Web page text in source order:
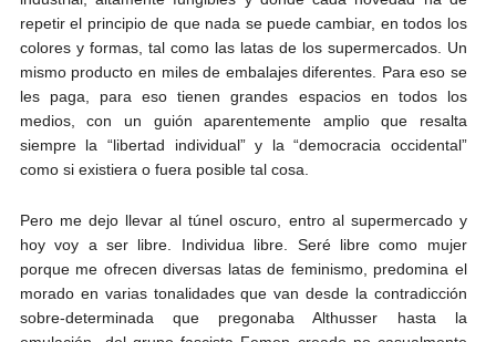
repetir el principio de que nada se puede cambiar, en todos los
colores y formas, tal como las latas de los supermercados. Un
mismo producto en miles de embalajes diferentes. Para eso se
les paga, para eso tienen grandes espacios en todos los
medios, con un guión aparentemente amplio que resalta
siempre la “libertad individual” y la “democracia occidental”
como si existiera o fuera posible tal cosa.
Pero me dejo llevar al túnel oscuro, entro al supermercado y
hoy voy a ser libre. Individua libre. Seré libre como mujer
porque me ofrecen diversas latas de feminismo, predomina el
morado en varias tonalidades que van desde la contradicción
sobre-determinada que pregonaba Althusser hasta la